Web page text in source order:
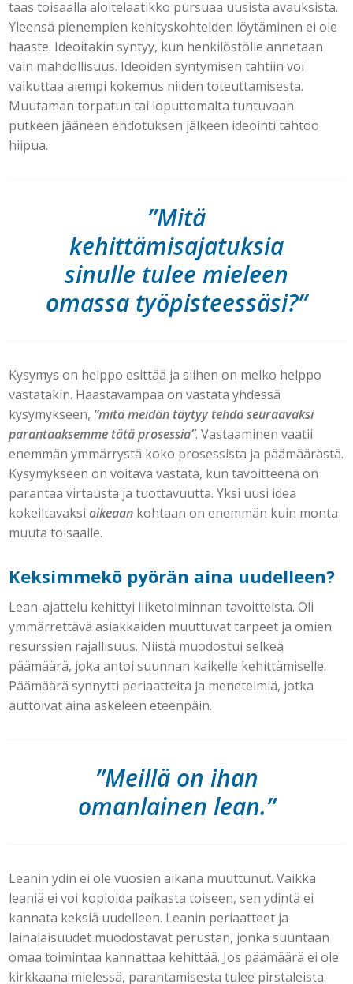
taas toisaalla aloitelaatikko pursuaa uusista avauksista.
Yleensä pienempien kehityskohteiden löytäminen ei ole
haaste. Ideoitakin syntyy, kun henkilöstölle annetaan
vain mahdollisuus. Ideoiden syntymisen tahtiin voi
vaikuttaa aiempi kokemus niiden toteuttamisesta.
Muutaman torpatun tai loputtomalta tuntuvaan
putkeen jääneen ehdotuksen jälkeen ideointi tahtoo
hiipua.
”Mitä
kehittämisajatuksia
sinulle tulee mieleen
omassa työpisteessäsi?”
Kysymys on helppo esittää ja siihen on melko helppo
vastatakin. Haastavampaa on vastata yhdessä
kysymykseen, ”mitä meidän täytyy tehdä seuraavaksi
parantaaksemme tätä prosessia”. Vastaaminen vaatii
enemmän ymmärrystä koko prosessista ja päämäärästä.
Kysymykseen on voitava vastata, kun tavoitteena on
parantaa virtausta ja tuottavuutta. Yksi uusi idea
kokeiltavaksioikeaan kohtaan on enemmän kuin monta
muuta toisaalle.
Keksimmekö pyörän aina uudelleen?
Lean-ajattelu kehittyi liiketoiminnan tavoitteista. Oli
ymmärrettävä asiakkaiden muuttuvat tarpeet ja omien
resurssien rajallisuus. Niistä muodostui selkeä
päämäärä, joka antoi suunnan kaikelle kehittämiselle.
Päämäärä synnytti periaatteita ja menetelmiä, jotka
auttoivat aina askeleen eteenpäin.
”Meillä on ihan
omanlainen lean.”
Leanin ydin ei ole vuosien aikana muuttunut. Vaikka
leaniä ei voi kopioida paikasta toiseen, sen ydintä ei
kannata keksiä uudelleen. Leanin periaatteet ja
lainalaisuudet muodostavat perustan, jonka suuntaan
omaa toimintaa kannattaa kehittää. Jos päämäärä ei ole
kirkkaana mielessä, parantamisesta tulee pirstaleista.